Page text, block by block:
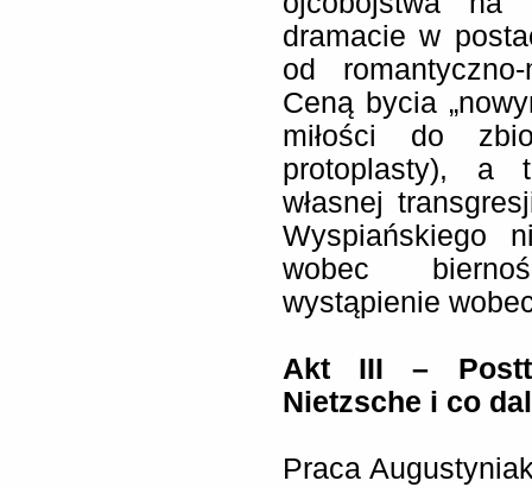
dramacie w
od
Ceną bycia
miłości do
protoplasty), a
własnej
Wyspiańskiego
wobec
wystąpienie
Akt III –
Nietzsche i
Praca